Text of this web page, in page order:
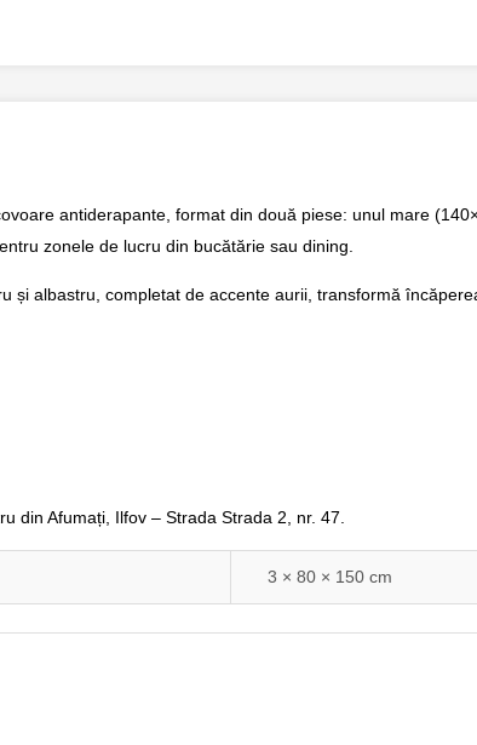
antiderapante , format din două piese: unul mare
zonele de lucru din bucătărie sau dining.
și albastru, completat de accente aurii, transformă
din Afumați, Ilfov – Strada Strada 2, nr. 47
3 × 80 × 150 cm